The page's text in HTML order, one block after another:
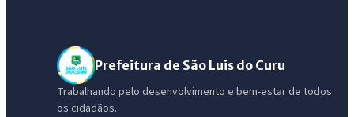
Prefeitura de São Luis do Curu
Trabalhando pelo desenvolvimento e bem-estar de todos
os cidadãos.